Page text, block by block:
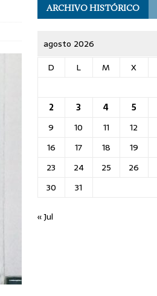
ARCHIVO HISTÓRICO
agosto 2026
D
L M X
2
3 4 5
9
10 11 12
16
17 18 19
23
24 25 26
30
31
« Jul